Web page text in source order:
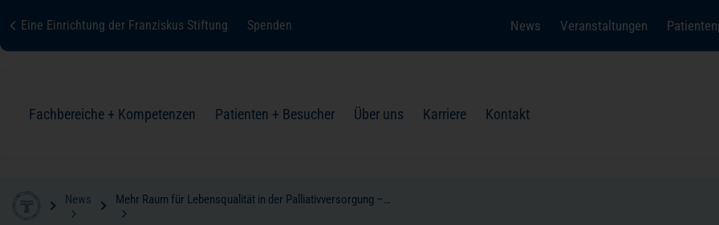
Eine Einrichtung der Franziskus Stiftung Spenden News Veranstaltungen
Fachbereiche + Kompetenzen Patienten + Besucher Über uns Karriere(öffnet in einem neuen Tab)
Kontakt
Fachbereiche + Kompetenzen Zur Übersicht
Patienten + Besucher Zur Übersicht
Über uns Zur Übersicht
Karriere Zur Übersicht
Kontakt Zur Übersicht
News Mehr Raum für Lebensqualität in der Palliativversorgung –…